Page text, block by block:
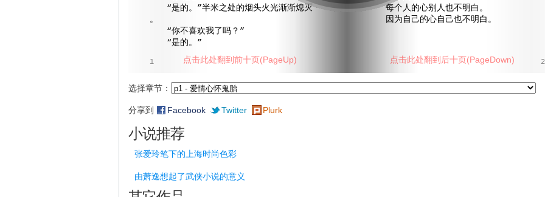
“是的。”半米之处的烟头火光渐渐熄灭
。
“你不喜欢我了吗？”
“是的。”
每个人的心别人也不明白。
因为自己的心自己也不明白。
1 2
选择章节：
分享到 Facebook Twitter Plurk
点击此处翻到前十页(PageUp) 点击此处翻到后十页(PageDown)
小说推荐
张爱玲笔下的上海时尚色彩
由萧逸想起了武侠小说的意义